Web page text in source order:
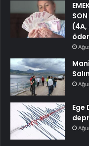
(4A,
Ege